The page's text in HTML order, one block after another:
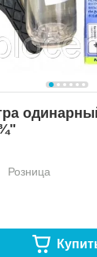
Розница